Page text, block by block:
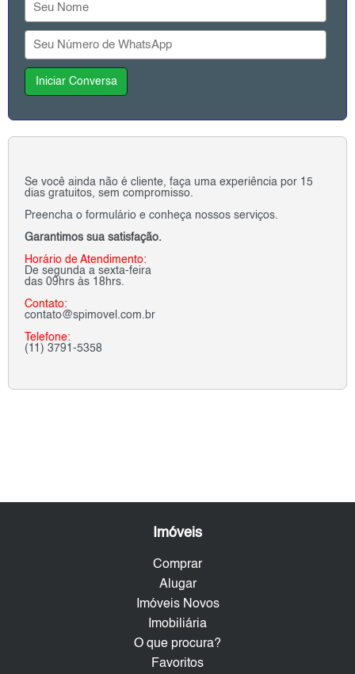
Iniciar Conversa
Se você ainda não é cliente, faça uma experiência por 15
dias gratuitos, sem compromisso.
Preencha o formulário e conheça nossos serviços.
Garantimos sua satisfação.
Horário de Atendimento:
De segunda a sexta-feira
das 09hrs às 18hrs.
Contato:
contato@spimovel.com.br
Telefone:
(11) 3791-5358
Imóveis
Comprar
Alugar
Imóveis Novos
Imobiliária
O que procura?
Favoritos